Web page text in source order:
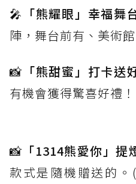
🎤 「熊耀眼」幸福舞
陣，舞台前有、美術
📸 「熊甜蜜」打卡送
有機會獲得驚喜好禮！
📸 「1314熊愛你」提
款式是隨機贈送的